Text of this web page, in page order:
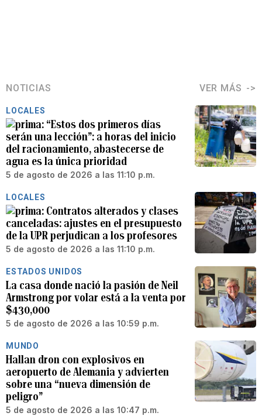
NOTICIAS VER MÁS
LOCALES
“Estos dos primeros días
serán una lección”: a horas del inicio
del racionamiento, abastecerse de
agua es la única prioridad
5 de agosto de 2026 a las 11:10 p.m.
LOCALES
Contratos alterados y clases
canceladas: ajustes en el presupuesto
de la UPR perjudican a los profesores
5 de agosto de 2026 a las 11:10 p.m.
ESTADOS UNIDOS
La casa donde nació la pasión de Neil
Armstrong por volar está a la venta por
$430,000
5 de agosto de 2026 a las 10:59 p.m.
MUNDO
Hallan dron con explosivos en
aeropuerto de Alemania y advierten
sobre una “nueva dimensión de
peligro”
5 de agosto de 2026 a las 10:47 p.m.